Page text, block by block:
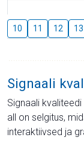
10 11 12 13
Signaali
Signaali
all on selgitus,
interaktiivsed ja